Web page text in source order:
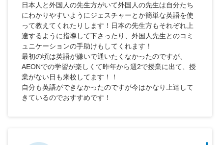
日本人と外国人の先生方がいて外国人の先生は自分たち
にわかりやすいようにジェスチャーとか簡単な英語を使
って教えてくれたりします！日本の先生方もそれぞれ上
達するように指導して下さったり、外国人先生とのコミ
ュニケーションの手助けもしてくれます！
最初の頃は英語が嫌いで通いたくなかったのですが、
AEONでの学習が楽しくて昨年から週2で授業に出て、授
業がない日も来校してます！！
自分も英語ができなかったのですが今はかなり上達して
きているのでおすすめです！